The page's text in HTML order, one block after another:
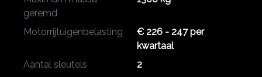
geremd
Motorrijtuigenbelasting
€ 226 - 247 per
kwartaal
Aantal sleutels
2